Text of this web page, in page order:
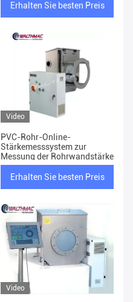
Erhalten Sie besten Preis
Video
PVC-Rohr-Online-
Stärkemesssystem zur
Messung der Rohrwandstärke
Erhalten Sie besten Preis
Video